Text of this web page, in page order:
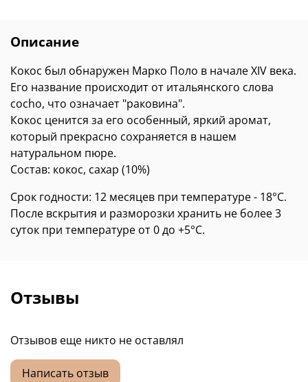
Описание
Кокос был обнаружен Марко Поло в начале XIV века.
Его название происходит от итальянского слова
cocho, что означает "раковина".
Кокос ценится за его особенный, яркий аромат,
который прекрасно сохраняется в нашем
натуральном пюре.
Состав: кокос, сахар (10%)
Срок годности: 12 месяцев при температуре - 18°C.
После вскрытия и разморозки хранить не более 3
суток при температуре от 0 до +5°C.
Отзывы
Отзывов еще никто не оставлял
Написать отзыв